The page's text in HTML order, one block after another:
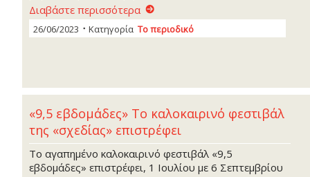
Διαβάστε περισσότερα
26/06/2023 Κατηγορία Το περιοδικό
«9,5 εβδομάδες» Το καλοκαιρινό φεστιβάλ
της «σχεδίας» επιστρέφει
Το αγαπημένο καλοκαιρινό φεστιβάλ «9,5
εβδομάδες» επιστρέφει, 1 Ιουλίου με 6 Σεπτεμβρίου